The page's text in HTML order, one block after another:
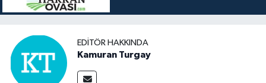
EDITÖR HAKKINDA
Kamuran Turgay